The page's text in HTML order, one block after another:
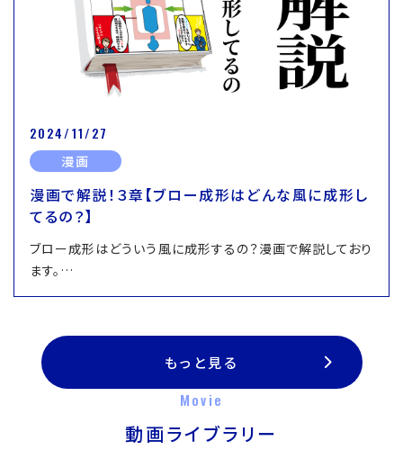
2024/11/27
漫画
漫画で解説！３章【ブロー成形はどんな風に成形し
てるの？】
ブロー成形はどういう風に成形するの？漫画で解説しており
ます。…
もっと見る
Movie
動画ライブラリー